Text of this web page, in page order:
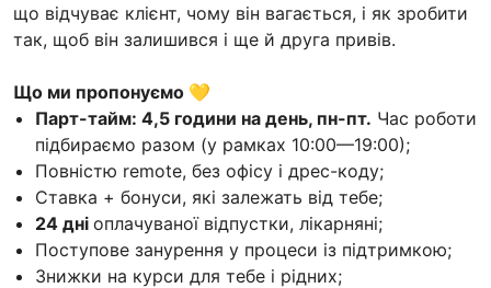
що відчуває клієнт, чому він вагається, і як зробити
так, щоб він залишився і ще й друга привів.
Що ми пропонуємо 💛
Парт-тайм: 4,5 години на день, пн-пт. Час роботи
підбираємо разом (у рамках 10:00—19:00);
Повністю remote, без офісу і дрес-коду;
Ставка + бонуси, які залежать від тебе;
24 дні оплачуваної відпустки, лікарняні;
Поступове занурення у процеси із підтримкою;
Знижки на курси для тебе і рідних;